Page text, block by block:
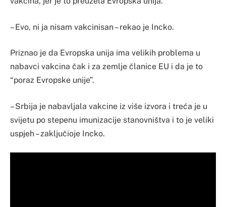
– Evo, ni ja nisam vakcinisan – rekao je Incko.
Priznao je da Evropska unija ima velikih problema u
nabavci vakcina čak i za zemlje članice EU i da je to
“poraz Evropske unije”.
– Srbija je nabavljala vakcine iz više izvora i treća je u
svijetu po stepenu imunizacije stanovništva i to je veliki
uspjeh – zaključioje Incko.